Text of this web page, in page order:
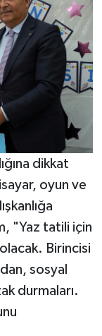
dikkat
oyun ve
"Yaz tatili için
Birincisi
sosyal
durmaları.